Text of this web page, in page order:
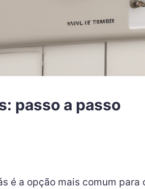
passo a passo
é a opção mais comum